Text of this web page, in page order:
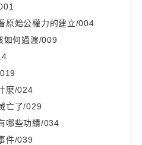
原始公權力的建立/004
如何過渡/009
麼/024
亡了/029
哪些功績/034
件/039